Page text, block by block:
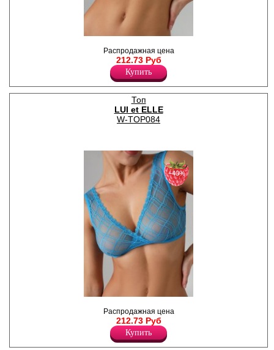
капрона, без косточек и
застежек.
Полиамид 82%
Эластан 18%
Распродажная цена
212.73 Руб
Купить
Топ
LUI et ELLE
W-TOP084
капрона, без косточек и
застежек.
Полиамид 82%
Эластан 18%
−40%
Распродажная цена
212.73 Руб
Купить